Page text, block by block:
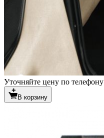
Уточняйте цену по телефону
В корзину